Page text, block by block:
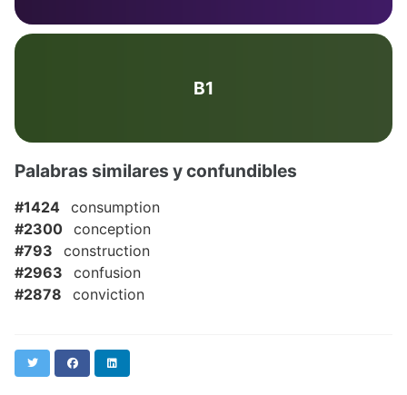
B1
Palabras similares y confundibles
#1424 consumption
#2300 conception
#793
construction
#2963
confusion
#2878
conviction
Twitter Facebook